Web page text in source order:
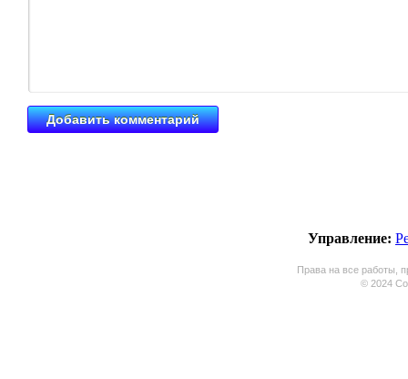
Управление:
Права на все работы,
© 2024